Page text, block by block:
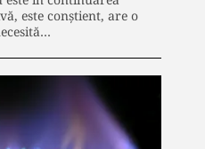
este conștient, are o